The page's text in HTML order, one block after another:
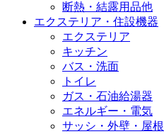
断熱・結露用品他
エクステリア・住設機器
エクステリア
キッチン
バス・洗面
トイレ
ガス・石油給湯器
エネルギー・電気
サッシ・外壁・屋根